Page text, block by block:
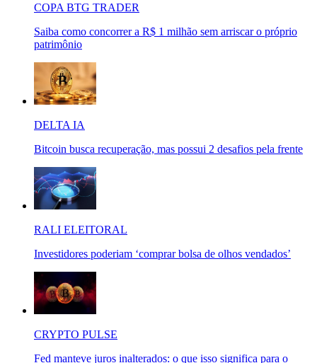
COPA BTG TRADER
Saiba como concorrer a R$ 1 milhão sem arriscar o próprio
patrimônio
DELTA IA
Bitcoin busca recuperação, mas possui 2 desafios pela frente
RALI ELEITORAL
Investidores poderiam ‘comprar bolsa de olhos vendados’
CRYPTO PULSE
Fed manteve juros inalterados: o que isso significa para o